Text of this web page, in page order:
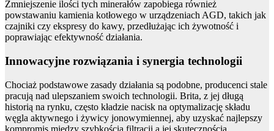
Zmniejszenie ilości tych minerałów zapobiega również
powstawaniu kamienia kotłowego w urządzeniach AGD, takich jak
czajniki czy ekspresy do kawy, przedłużając ich żywotność i
poprawiając efektywność działania.
Innowacyjne rozwiązania i synergia technologii
Chociaż podstawowe zasady działania są podobne, producenci stale
pracują nad ulepszaniem swoich technologii. Brita, z jej długą
historią na rynku, często kładzie nacisk na optymalizację składu
węgla aktywnego i żywicy jonowymiennej, aby uzyskać najlepszy
kompromis między szybkością filtracji a jej skutecznością.